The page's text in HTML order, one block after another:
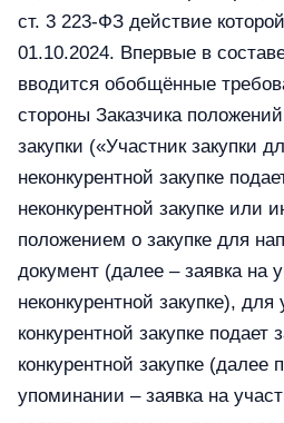
ст. 3 223-ФЗ действие
01.10.2024. Впервые в
вводится обобщённые
стороны Заказчика
закупки («Участник закупки
неконкурентной закупке
неконкурентной закупке или
положением о закупке для
документ (далее – заявка на
неконкурентной закупке), для
конкурентной закупке подает
конкурентной закупке (далее
упоминании – заявка на